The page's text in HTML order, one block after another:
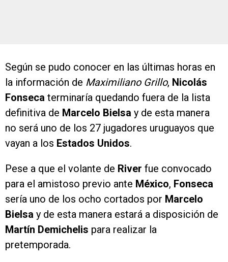
Según se pudo conocer en las últimas horas en
la información de Maximiliano Grillo, Nicolás
Fonseca terminaría quedando fuera de la lista
definitiva de Marcelo Bielsa y de esta manera
no será uno de los 27 jugadores uruguayos que
vayan a los Estados Unidos.
Pese a que el volante de River fue convocado
para el amistoso previo ante México, Fonseca
sería uno de los ocho cortados por Marcelo
Bielsa y de esta manera estará a disposición de
Martín Demichelis para realizar la
pretemporada.